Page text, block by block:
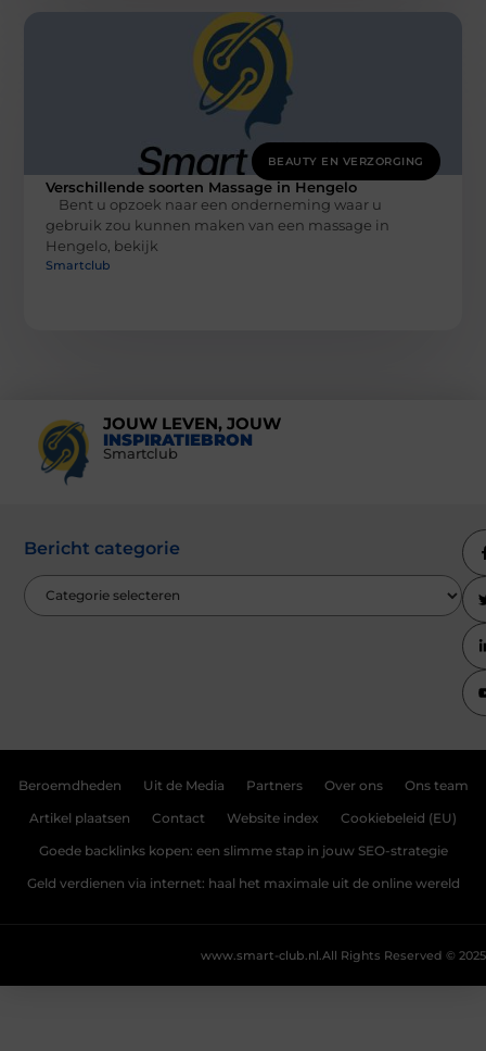
BEAUTY EN VERZORGING
Verschillende soorten Massage in Hengelo
Bent u opzoek naar een onderneming waar u
gebruik zou kunnen maken van een massage in
Hengelo, bekijk
Smartclub
JOUW LEVEN, JOUW
INSPIRATIEBRON
Smartclub
Bericht categorie
Beroemdheden Uit de Media Partners Over ons Ons team
Artikel plaatsen Contact Website index Cookiebeleid (EU)
Goede backlinks kopen: een slimme stap in jouw SEO-strategie
Geld verdienen via internet: haal het maximale uit de online wereld
All Rights Reserved © 2025
www.smart-club.nl.